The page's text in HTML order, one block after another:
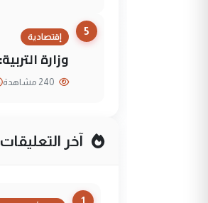
5
إقتصادية
وزارة
آخر التعليقات